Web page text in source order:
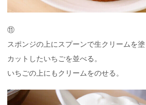
⑪
スポンジの上にスプーンで生クリームを塗
カットしたいちごを並べる。
いちごの上にもクリームをのせる。